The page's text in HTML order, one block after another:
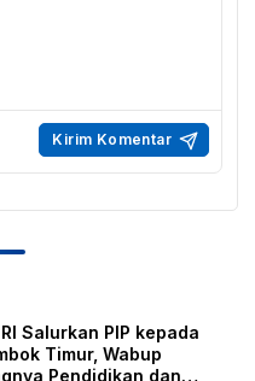
Salurkan PIP kepada
Timur, Wabup
Pendidikan dan